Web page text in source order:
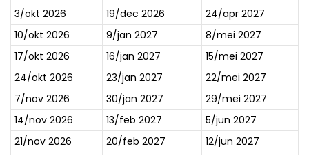
CONTACT
Webshop
Cadeaubon
Inloggen
3/okt 2026
19/dec 2026
24/apr 2027
10/okt 2026
9/jan 2027
8/mei 2027
17/okt 2026
16/jan 2027
15/mei 2027
24/okt 2026
23/jan 2027
22/mei 2027
7/nov 2026
30/jan 2027
29/mei 2027
14/nov 2026
13/feb 2027
5/jun 2027
21/nov 2026
20/feb 2027
12/jun 2027